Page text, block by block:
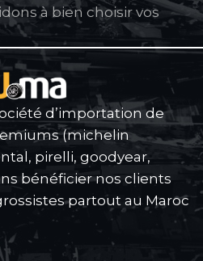
à bien choisir vos
d’importation de
(michelin
pirelli, goodyear,
bénéficier nos clients
partout au Maroc